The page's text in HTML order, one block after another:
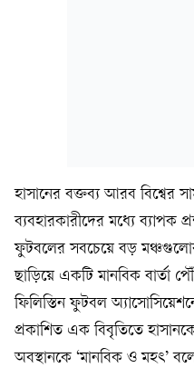
হাসানের বক্তব্য আরব বিশ্বের
ব্যবহারকারীদের মধ্যে ব্যাপক
ফুটবলের সবচেয়ে বড়
ছাড়িয়ে একটি মানবিক বার্তা
ফিলিস্তিন ফুটবল
প্রকাশিত এক বিবৃতিতে
অবস্থানকে ‘মানবিক ও মহৎ’